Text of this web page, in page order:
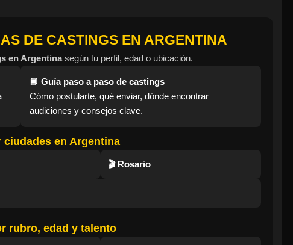
DE CASTINGS EN ARGENTINA
en Argentinasegún tu perfil, edad o ubicación.
📘 Guía paso a paso de castings
Cómo postularte, qué enviar, dónde encontrar
audiciones y consejos clave.
ciudades en Argentina
🎬 Rosario
rubro, edad y talento